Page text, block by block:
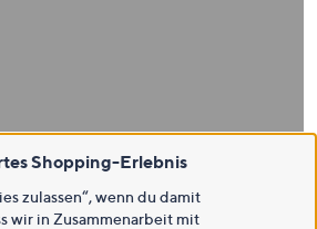
Shopping-Erlebnis
zulassen“, wenn du damit
wir in Zusammenarbeit mit